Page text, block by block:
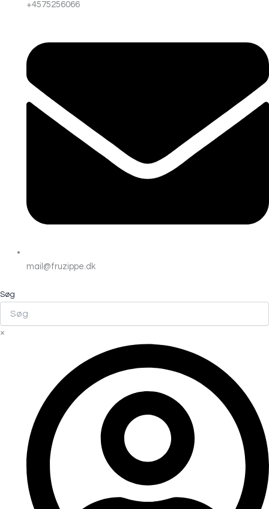
+4575256066
mail@fruzippe.dk
Søg
×